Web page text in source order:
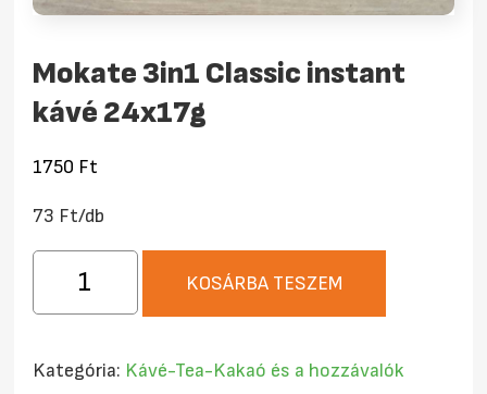
Mokate 3in1 Classic instant
kávé 24x17g
1750 Ft
73 Ft/db
Classic
kávé
KOSÁRBA TESZEM
Kategória: Kávé-Tea-Kakaó és a hozzávalók